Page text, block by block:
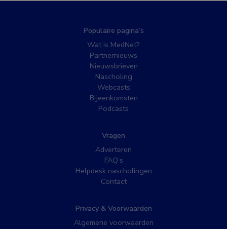
Populaire pagina’s
Wat is MedNet?
Partnernieuws
Nieuwsbrieven
Nascholing
Webcasts
Bijeenkomsten
Podcasts
Vragen
Adverteren
FAQ’s
Helpdesk nascholingen
Contact
Privacy & Voorwaarden
Algemene voorwaarden